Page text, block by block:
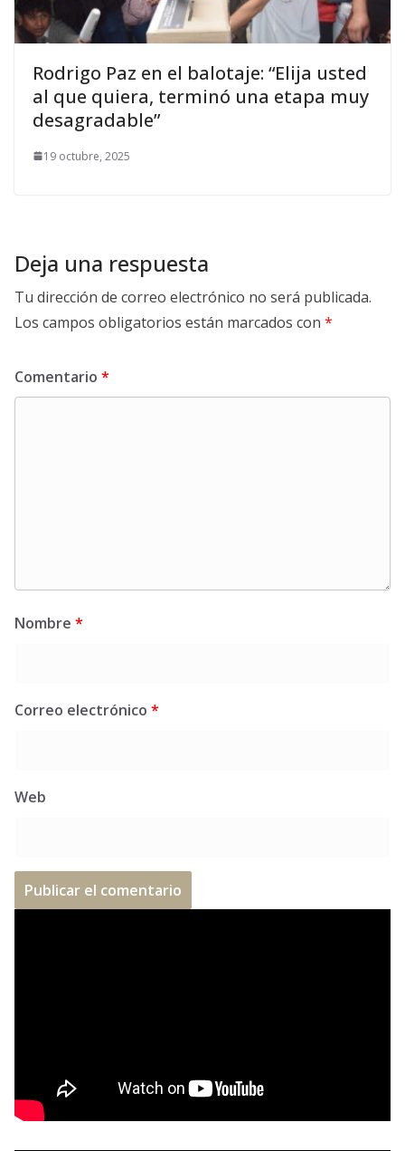
Rodrigo Paz en el balotaje: “Elija usted
al que quiera, terminó una etapa muy
desagradable”
19 octubre, 2025
Deja una respuesta
Tu dirección de correo electrónico no será publicada.
Los campos obligatorios están marcados con *
Comentario *
Nombre *
Correo electrónico *
Web